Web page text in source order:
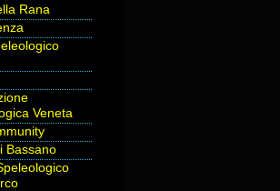
Rana
Veneta
Bassano